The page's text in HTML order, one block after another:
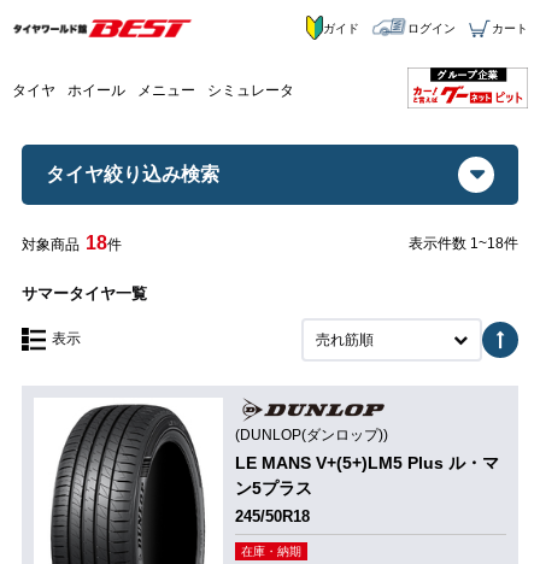
タイヤ ホイール メニュー シミュレータ
ガイド ログイン カート
タイヤ絞り込み検索
対象商品 18件 表示件数 1~18件
サマータイヤ一覧
表示 売れ筋順
(DUNLOP(ダンロップ))
LE MANS V+(5+)LM5 Plus ル・マ
ン5プラス
245/50R18
在庫・納期